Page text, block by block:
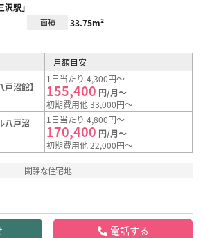
駅」
面積 33.75m²
月額目安
沼館】
1日当たり 4,300円～
155,400 円/月～
初期費用他 33,000円～
八戸沼
1日当たり 4,800円～
170,400 円/月～
初期費用他 22,000円～
閑静な住宅地
電話する